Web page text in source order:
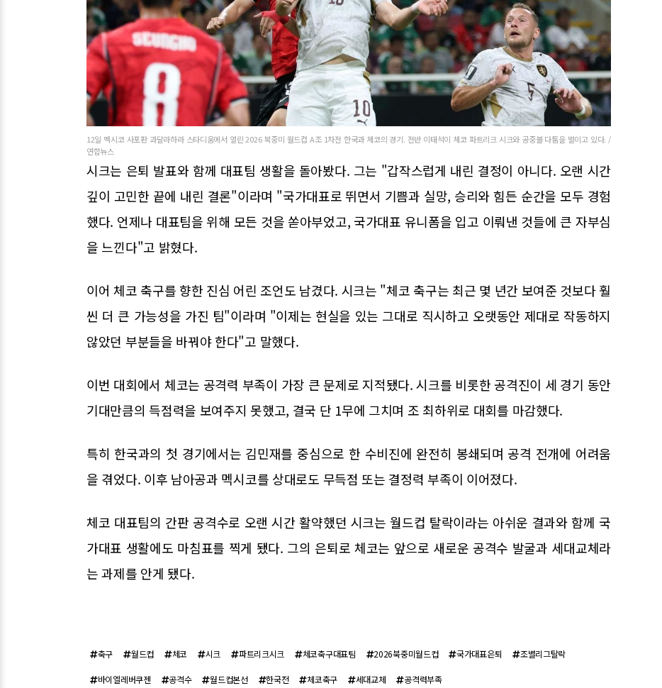
12일 멕시코 사포판 과달라하라 스타디움에서 열린 2026 북중미 월드컵 A조 1차전 한국과 체코의 경기. 전반 이태석이 체코 파트리크 시크와 공중볼 다툼을 벌이고 있다. /
연합뉴스
시크는 은퇴 발표와 함께 대표팀 생활을 돌아봤다. 그는 "갑작스럽게 내린 결정이 아니다. 오랜 시간
깊이 고민한 끝에 내린 결론"이라며 "국가대표로 뛰면서 기쁨과 실망, 승리와 힘든 순간을 모두 경험
했다. 언제나 대표팀을 위해 모든 것을 쏟아부었고, 국가대표 유니폼을 입고 이뤄낸 것들에 큰 자부심
을 느낀다"고 밝혔다.
이어 체코 축구를 향한 진심 어린 조언도 남겼다. 시크는 "체코 축구는 최근 몇 년간 보여준 것보다 훨
씬 더 큰 가능성을 가진 팀"이라며 "이제는 현실을 있는 그대로 직시하고 오랫동안 제대로 작동하지
않았던 부분들을 바꿔야 한다"고 말했다.
이번 대회에서 체코는 공격력 부족이 가장 큰 문제로 지적됐다. 시크를 비롯한 공격진이 세 경기 동안
기대만큼의 득점력을 보여주지 못했고, 결국 단 1무에 그치며 조 최하위로 대회를 마감했다.
특히 한국과의 첫 경기에서는 김민재를 중심으로 한 수비진에 완전히 봉쇄되며 공격 전개에 어려움
을 겪었다. 이후 남아공과 멕시코를 상대로도 무득점 또는 결정력 부족이 이어졌다.
체코 대표팀의 간판 공격수로 오랜 시간 활약했던 시크는 월드컵 탈락이라는 아쉬운 결과와 함께 국
가대표 생활에도 마침표를 찍게 됐다. 그의 은퇴로 체코는 앞으로 새로운 공격수 발굴과 세대교체라
는 과제를 안게 됐다.
축구 월드컵 체코 시크 파트리크시크 체코축구대표팀 2026북중미월드컵 국가대표은퇴 조별리그탈락
바이엘레버쿠젠 공격수 월드컵본선 한국전 체코축구 세대교체 공격력부족